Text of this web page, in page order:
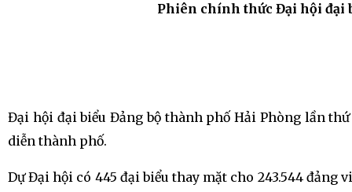
Phiên chính thức Đại hội đại
Đại hội đại biểu Đảng bộ thành phố Hải Phòng lần
diễn thành phố.
Dự Đại hội có 445 đại biểu thay mặt cho 243.544 đảng